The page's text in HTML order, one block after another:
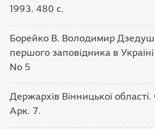
1993. 480 с.
Борейко В. Володимир
першого заповідника в
No 5
Держархів Вінницької
Арк. 7.